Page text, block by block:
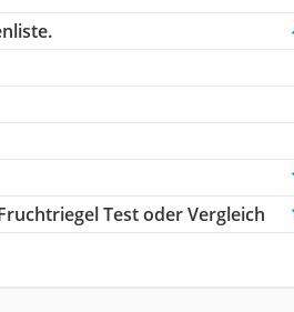
Test oder Vergleich